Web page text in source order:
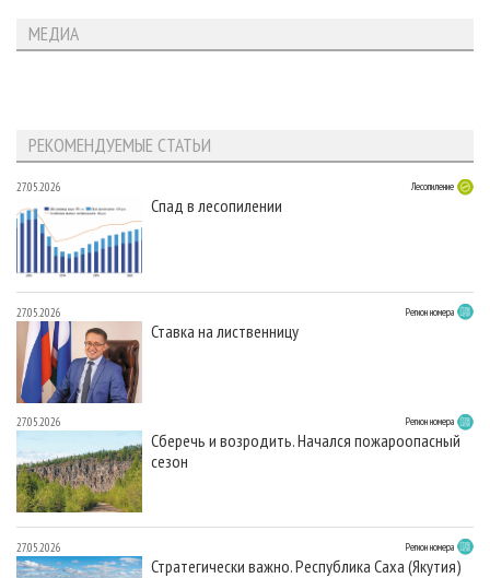
МЕДИА
РЕКОМЕНДУЕМЫЕ СТАТЬИ
27.05.2026 Лесопиление
Спад в лесопилении
27.05.2026 Регион номера
Ставка на лиственницу
27.05.2026 Регион номера
Сберечь и возродить. Начался пожароопасный
сезон
27.05.2026 Регион номера
Стратегически важно. Республика Саха (Якутия)